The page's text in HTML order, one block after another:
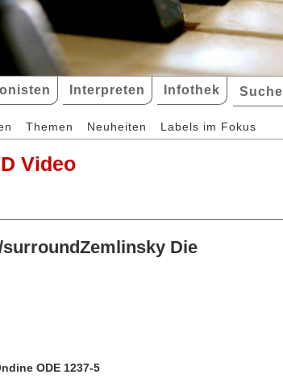
Interpreten Infothek Suche
Themen Neuheiten Labels im Fokus
Video
Die
ODE 1237-5